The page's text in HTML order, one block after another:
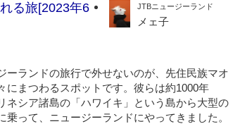
る旅[2023年6
JTBニュージーランド
メェ子
ーランドの旅行で外せないのが、先住民族マオ
にまつわるスポットです。彼らは約1000年
ネシア諸島の「ハワイキ」という島から大型の
乗って、ニュージーランドにやってきました。